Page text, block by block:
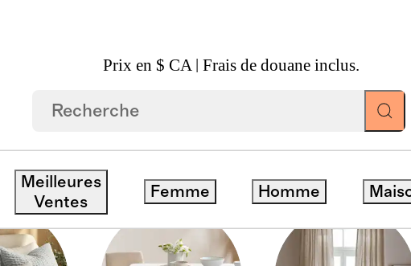
Prix en $ CA | Frais de douane inclus.
Meilleures
Ventes
Femme Homme